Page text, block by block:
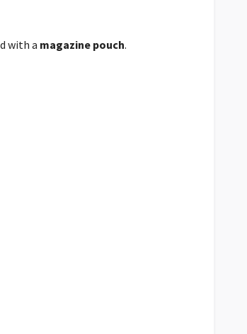
with a magazine pouch.